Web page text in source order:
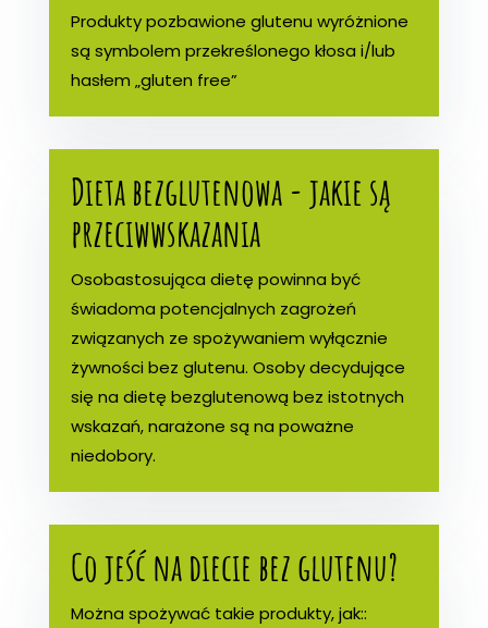
Produkty pozbawione glutenu wyróżnione
są symbolem przekreślonego kłosa i/lub
hasłem „gluten free”
Dieta bezglutenowa - jakie są
przeciwwskazania
Osobastosująca dietę powinna być
świadoma potencjalnych zagrożeń
związanych ze spożywaniem wyłącznie
żywności bez glutenu. Osoby decydujące
się na dietę bezglutenową bez istotnych
wskazań, narażone są na poważne
niedobory.
Co jeść na diecie bez glutenu?
Można spożywać takie produkty, jak::